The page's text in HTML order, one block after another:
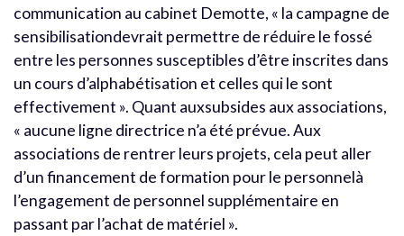
communication au cabinet Demotte, « la campagne de
sensibilisationdevrait permettre de réduire le fossé
entre les personnes susceptibles d’être inscrites dans
un cours d’alphabétisation et celles qui le sont
effectivement ». Quant auxsubsides aux associations,
« aucune ligne directrice n’a été prévue. Aux
associations de rentrer leurs projets, cela peut aller
d’un financement de formation pour le personnelà
l’engagement de personnel supplémentaire en
passant par l’achat de matériel ».